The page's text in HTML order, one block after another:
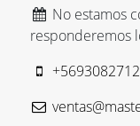
No estamos
responderemos